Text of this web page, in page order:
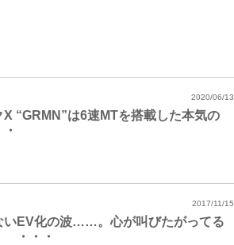
X “GRMN”は6速MTを搭載した本気の
2020/06/13
いEV化の波……。心が叫びたがってる
・・・
2017/11/15